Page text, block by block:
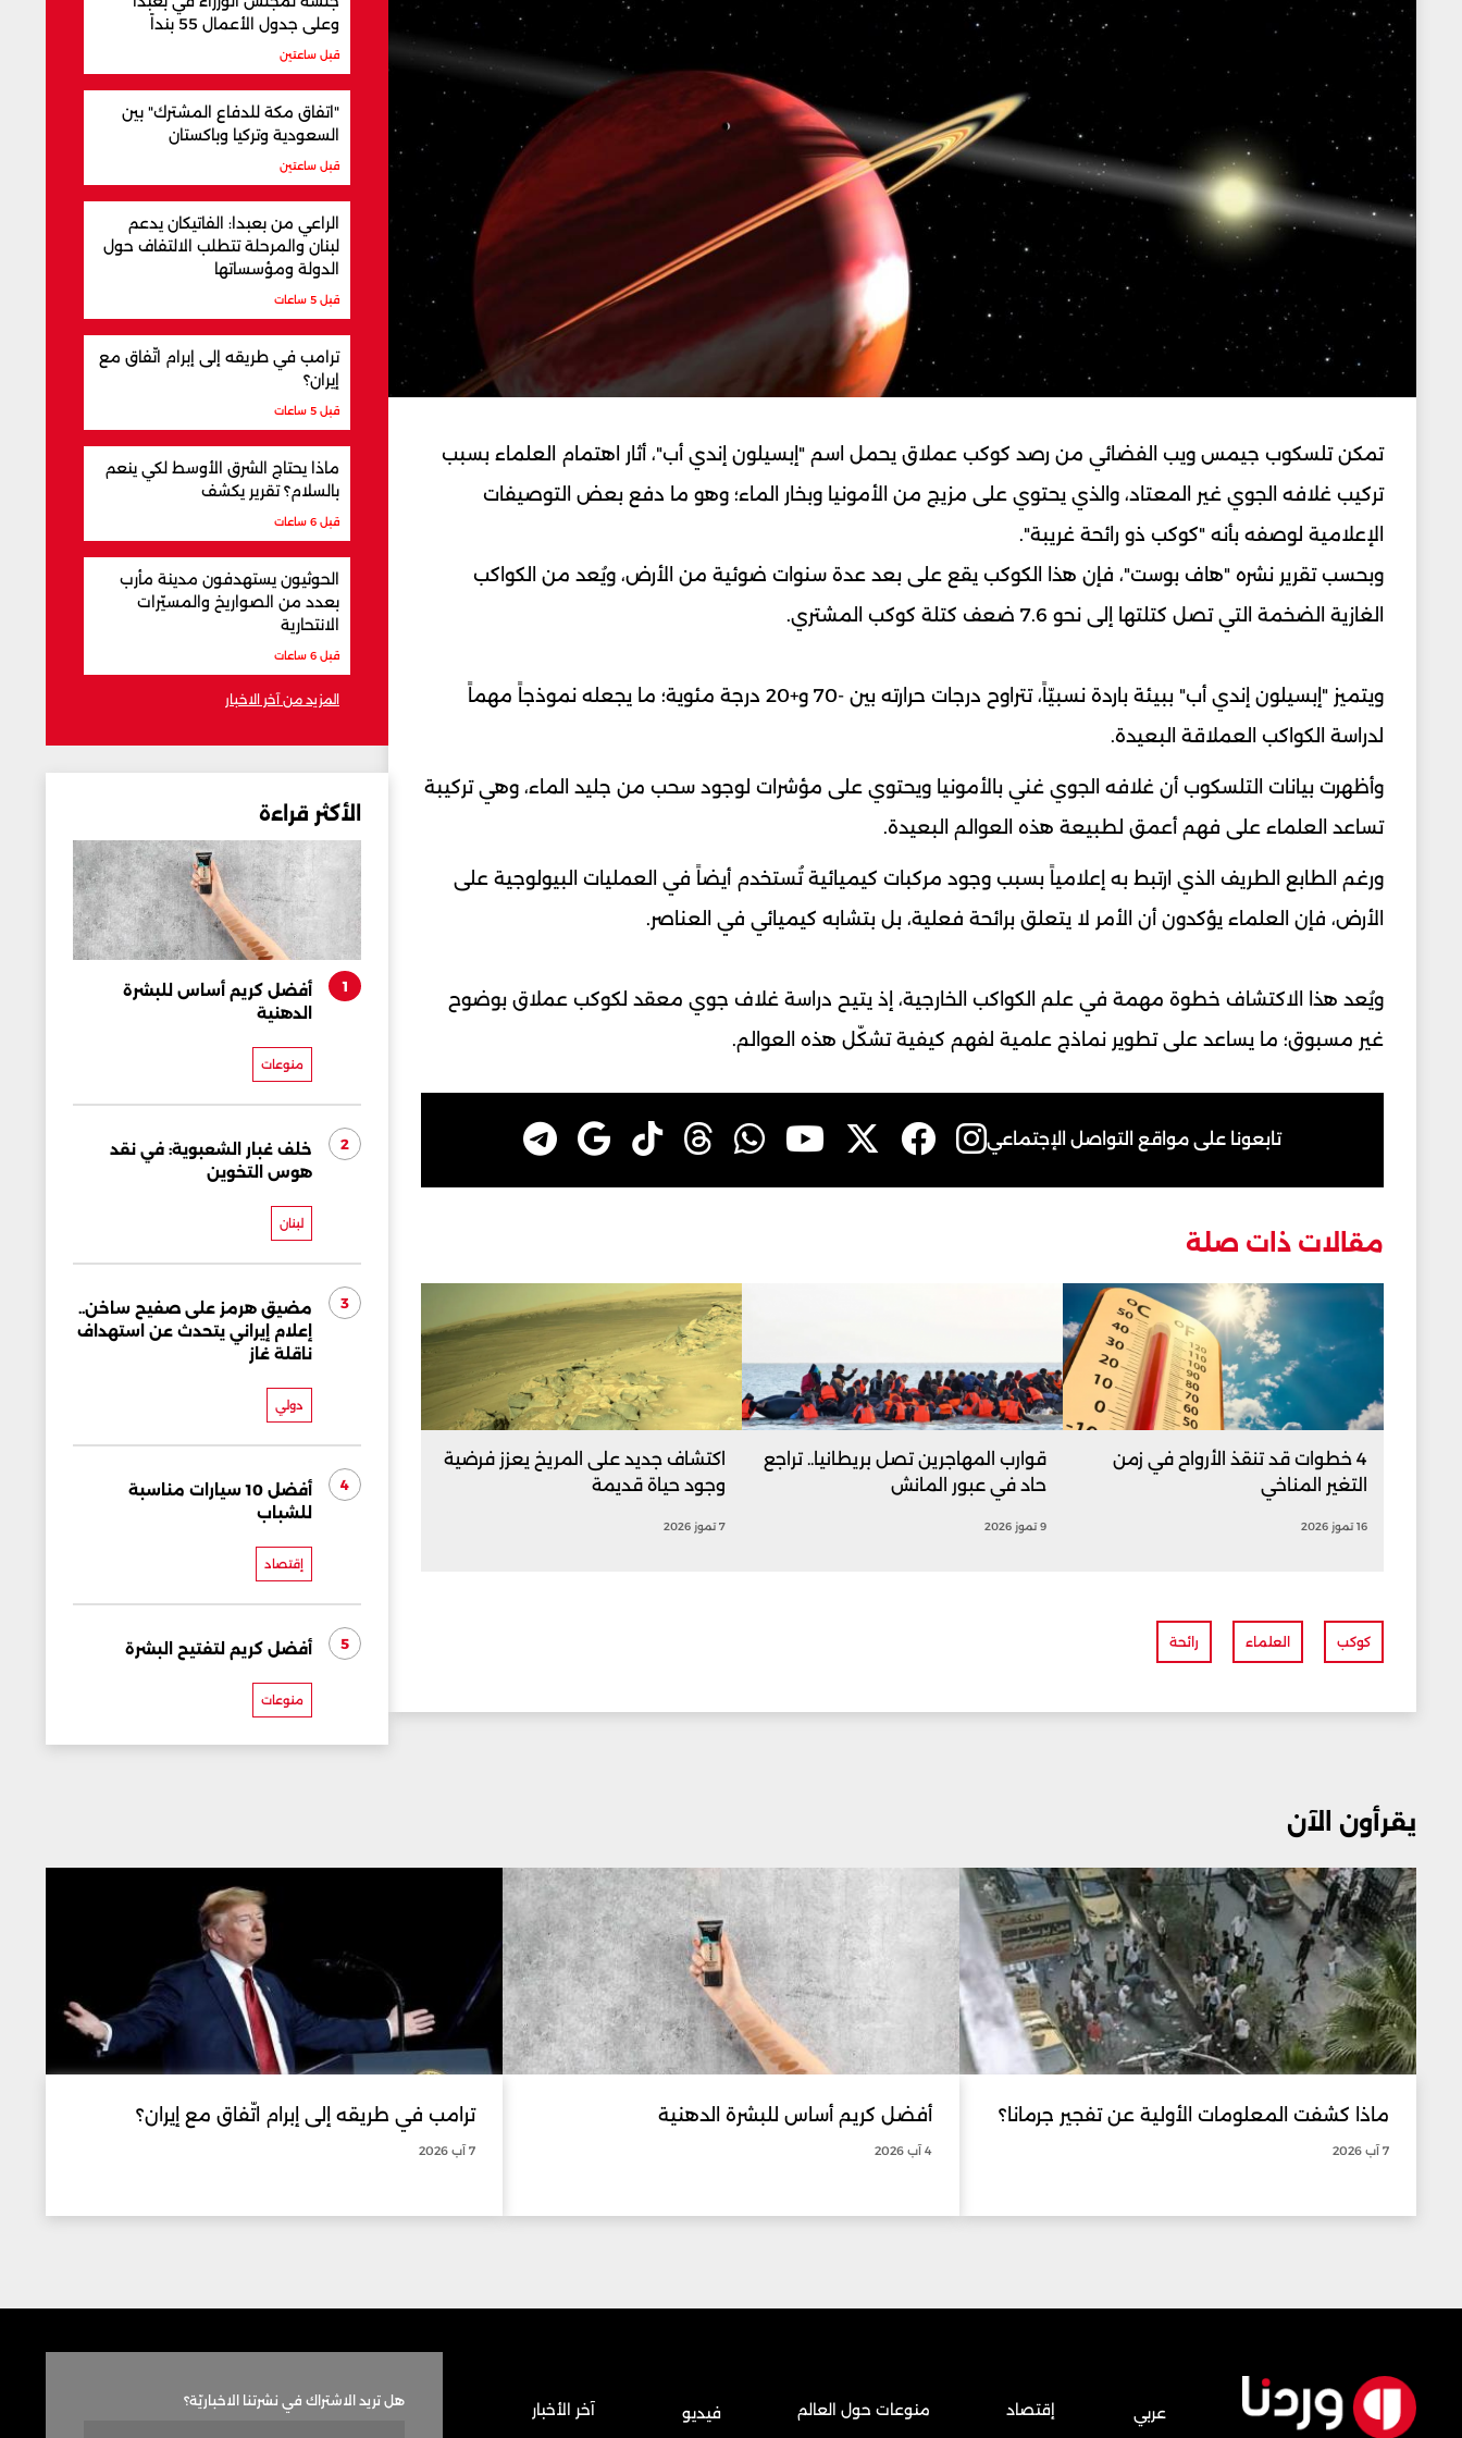
تمكن تلسكوب جيمس ويب الفضائي من رصد كوكب عملاق يحمل اسم "إبسيلون إندي أب"، أثار اهتمام العلماء بسبب
تركيب غلافه الجوي غير المعتاد، والذي يحتوي على مزيج من الأمونيا وبخار الماء؛ وهو ما دفع بعض التوصيفات
الإعلامية لوصفه بأنه "كوكب ذو رائحة غريبة".
وبحسب تقرير نشره "هاف بوست"، فإن هذا الكوكب يقع على بعد عدة سنوات ضوئية من الأرض، ويُعد من الكواكب
الغازية الضخمة التي تصل كتلتها إلى نحو 7.6 ضعف كتلة كوكب المشتري.
ويتميز "إبسيلون إندي أب" ببيئة باردة نسبيّاً، تتراوح درجات حرارته بين -70 و+20 درجة مئوية؛ ما يجعله نموذجاً مهماً
لدراسة الكواكب العملاقة البعيدة.
وأظهرت بيانات التلسكوب أن غلافه الجوي غني بالأمونيا ويحتوي على مؤشرات لوجود سحب من جليد الماء، وهي تركيبة
تساعد العلماء على فهم أعمق لطبيعة هذه العوالم البعيدة.
ورغم الطابع الطريف الذي ارتبط به إعلامياً بسبب وجود مركبات كيميائية تُستخدم أيضاً في العمليات البيولوجية على
الأرض، فإن العلماء يؤكدون أن الأمر لا يتعلق برائحة فعلية، بل بتشابه كيميائي في العناصر.
ويُعد هذا الاكتشاف خطوة مهمة في علم الكواكب الخارجية، إذ يتيح دراسة غلاف جوي معقد لكوكب عملاق بوضوح
غير مسبوق؛ ما يساعد على تطوير نماذج علمية لفهم كيفية تشكّل هذه العوالم.
تابعونا على مواقع التواصل الإجتماعي
مقالات ذات صلة
4 خطوات قد تنقذ الأرواح في زمن
التغير المناخي
16 تموز 2026
قوارب المهاجرين تصل بريطانيا.. تراجع
حاد في عبور المانش
9 تموز 2026
اكتشاف جديد على المريخ يعزز فرضية
وجود حياة قديمة
7 تموز 2026
كوكب العلماء رائحة
وعلى جدول الأعمال 55 بنداً
قبل ساعتين
"اتفاق مكة للدفاع المشترك" بين
السعودية وتركيا وباكستان
قبل ساعتين
الراعي من بعبدا: الفاتيكان يدعم
لبنان والمرحلة تتطلب الالتفاف حول
الدولة ومؤسساتها
قبل 5 ساعات
ترامب في طريقه إلى إبرام اتّفاق مع
إيران؟
قبل 5 ساعات
ماذا يحتاج الشرق الأوسط لكي ينعم
بالسلام؟ تقرير يكشف
قبل 6 ساعات
الحوثيون يستهدفون مدينة مأرب
بعدد من الصواريخ والمسيّرات
الانتحارية
قبل 6 ساعات
المزيد من آخر الاخبار
الأكثر قراءة
1
أفضل كريم أساس للبشرة
الدهنية
منوعات
2
خلف غبار الشعبوية: في نقد
هوس التخوين
لبنان
3
مضيق هرمز على صفيح ساخن..
إعلام إيراني يتحدث عن استهداف
ناقلة غاز
دولي
4
أفضل 10 سيارات مناسبة
للشباب
إقتصاد
5 أفضل كريم لتفتيح البشرة
منوعات
يقرأون الآن
ماذا كشفت المعلومات الأولية عن تفجير جرمانا؟
7 آب 2026
أفضل كريم أساس للبشرة الدهنية
4 آب 2026
ترامب في طريقه إلى إبرام اتّفاق مع إيران؟
7 آب 2026
عربي إقتصاد منوعات حول العالم فيديو آخر الأخبار هل تريد الاشتراك في نشرتنا الاخباريّة؟